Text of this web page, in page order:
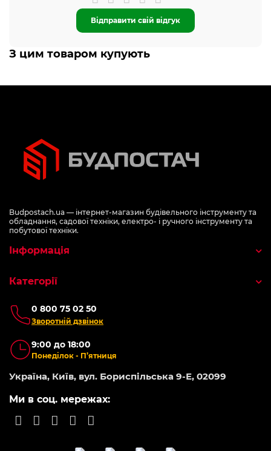
Відправити свій відгук
З цим товаром купують
Budpostach.ua — інтернет-магазин будівельного інструменту та
обладнання, садової техніки, електро- і ручного інструменту та
побутової техніки.
0 800 75 02 50
Зворотній дзвінок
9:00 до 18:00
Понеділок - П’ятниця
Україна, Київ, вул. Бориспільська 9-Е, 02099
Ми в соц. мережах:
Інформація
Категорії